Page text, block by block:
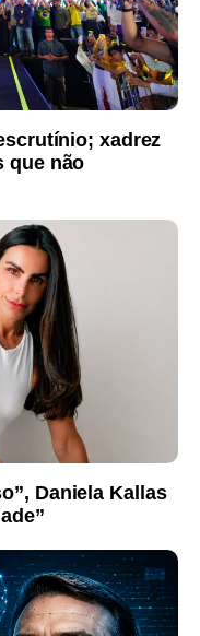
xadrez
que não
Daniela Kallas